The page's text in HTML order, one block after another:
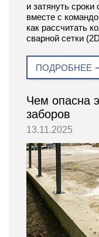
и затянуть
вместе с
как рассчитать
сварной сетки
ПОДРОБНЕЕ
Чем опасна
заборов
13.11.2025